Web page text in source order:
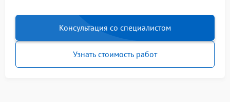
Консультация со специалистом
Узнать стоимость работ